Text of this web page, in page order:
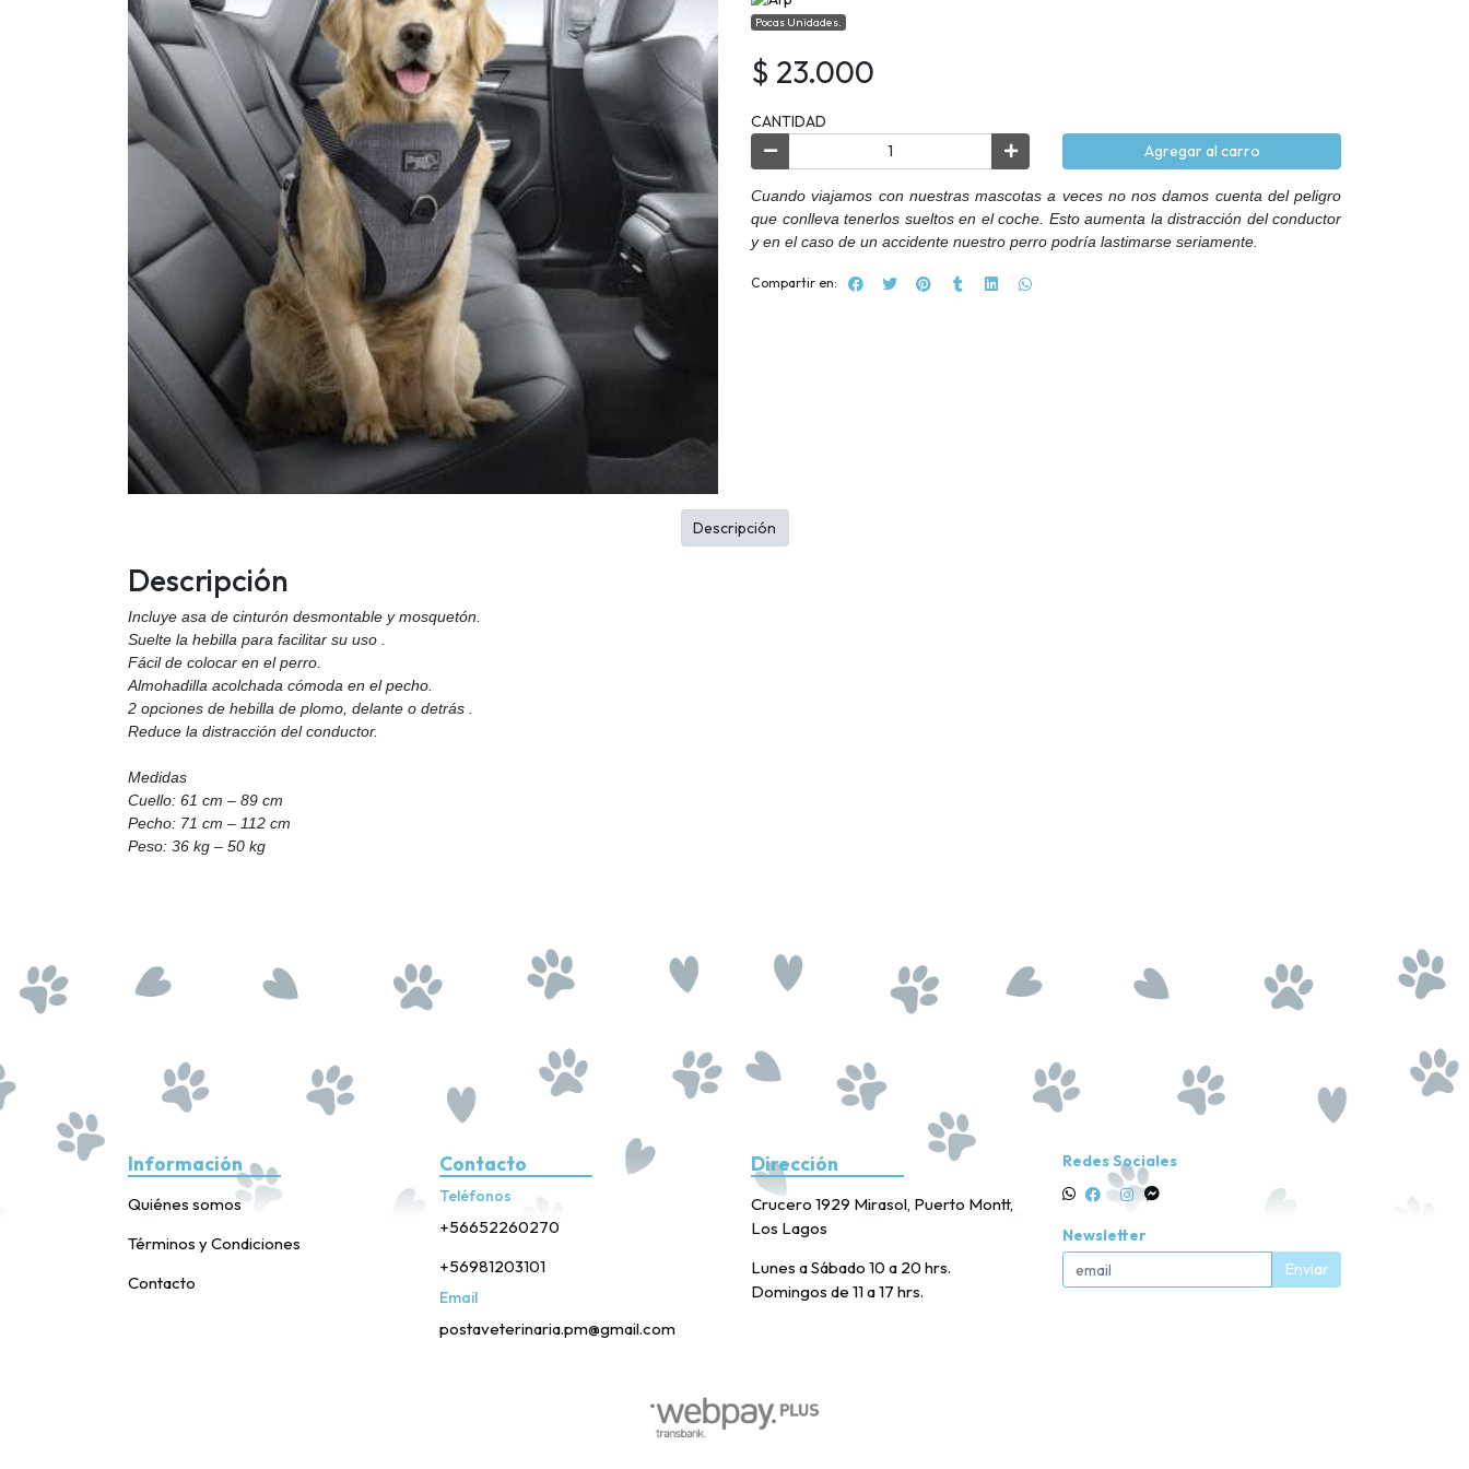
Pocas Unidades.
$ 23.000
CANTIDAD
Agregar al carro
Cuando viajamos con nuestras mascotas a veces no nos damos cuenta del peligro
que conlleva tenerlos sueltos en el coche. Esto aumenta la distracción del conductor
y en el caso de un accidente nuestro perro podría lastimarse seriamente.
Compartir en:
Descripción
Incluye asa de cinturón desmontable y mosquetón.
Suelte la hebilla para facilitar su uso .
Fácil de colocar en el perro.
Almohadilla acolchada cómoda en el pecho.
2 opciones de hebilla de plomo, delante o detrás .
Reduce la distracción del conductor.
Medidas
Cuello: 61 cm – 89 cm
Pecho: 71 cm – 112 cm
Peso: 36 kg – 50 kg
Descripción
Información
Quiénes somos
Términos y Condiciones
Contacto
Contacto
Teléfonos
+56652260270
+56981203101
Email
postaveterinaria.pm@gmail.com
Dirección
Crucero 1929 Mirasol, Puerto Montt,
Los Lagos
Lunes a Sábado 10 a 20 hrs.
Domingos de 11 a 17 hrs.
Redes Sociales
Newsletter
Enviar